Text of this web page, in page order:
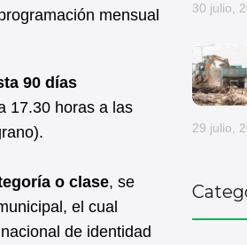
mensual
90 días
17.30 horas a las
o clase, se
el cual
de identidad
30 julio,
29 julio,